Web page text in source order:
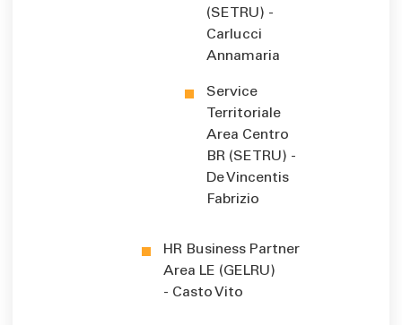
(SETRU) -
Carlucci
Annamaria
Service
Territoriale
Area Centro
BR (SETRU) -
De Vincentis
Fabrizio
HR Business Partner
Area LE (GELRU)
- Casto Vito